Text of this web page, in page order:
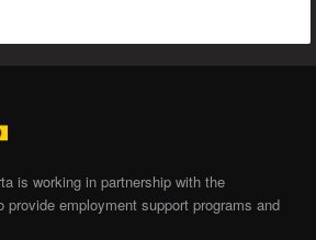
is working in partnership with the
provide employment support programs and